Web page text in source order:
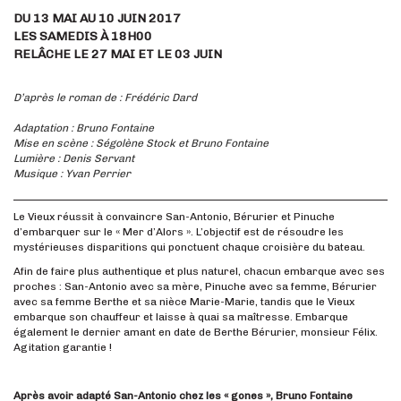
DU 13 MAI AU 10 JUIN 2017
LES SAMEDIS À 18H00
RELÂCHE LE 27 MAI ET LE 03 JUIN
D’après le roman de : Frédéric Dard
Adaptation : Bruno Fontaine
Mise en scène : Ségolène Stock et Bruno Fontaine
Lumière : Denis Servant
Musique : Yvan Perrier
Le Vieux réussit à convaincre San-Antonio, Bérurier et Pinuche
d’embarquer sur le « Mer d’Alors ». L’objectif est de résoudre les
mystérieuses disparitions qui ponctuent chaque croisière du bateau.
Afin de faire plus authentique et plus naturel, chacun embarque avec ses
proches : San-Antonio avec sa mère, Pinuche avec sa femme, Bérurier
avec sa femme Berthe et sa nièce Marie-Marie, tandis que le Vieux
embarque son chauffeur et laisse à quai sa maîtresse. Embarque
également le dernier amant en date de Berthe Bérurier, monsieur Félix.
Agitation garantie !
Après avoir adapté San-Antonio chez les « gones », Bruno Fontaine